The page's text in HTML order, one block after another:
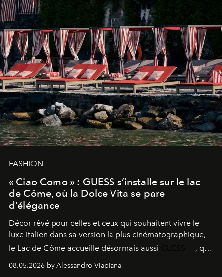
FASHION
« Ciao Como » : GUESS s’installe sur le lac
de Côme, où la Dolce Vita se pare
d’élégance
Décor rêvé pour celles et ceux qui souhaitent vivre le
luxe italien dans sa version la plus cinématographique,
le Lac de Côme accueille désormais aussi
, qui
fragrances. L’une des opérations de style les plus
08.05.2026 by Alessandro Viapiana